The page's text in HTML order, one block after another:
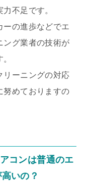
不足です。
ーの進歩などでエ
ング業者の技術が
リーニングの対応
努めておりますの
コンは普通のエ
いの？